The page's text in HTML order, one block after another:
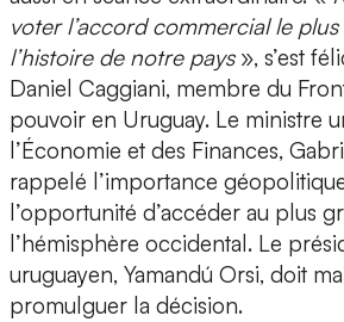
voter l’accord commercial le
l’histoire de notre pays», s’est
Daniel Caggiani, membre du
pouvoir en Uruguay. Le ministre
l’Économie et des Finances,
rappelé l’importance
l’opportunité d’accéder au plus
l’hémisphère occidental. Le
uruguayen, Yamandú Orsi, doit
promulguer la décision.